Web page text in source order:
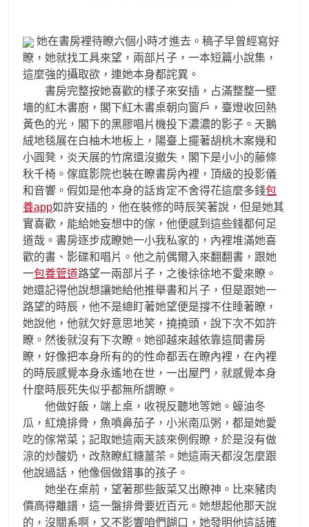
她在書房裡待瞭六個小時才進去。稿子早曾經寫好
瞭，她就找工具來望，兩部片子，一本短篇小說集，
這麼強的攝取欲，連她本身都詫異。
書房完整按她喜歡的樣子來安插，占滿整整一壁
墻的紅木書廚，閣下紅木書桌朝向窗戶，臺燈收回熱
黃色的光，閣下的黑膠唱片機投下濃濃的影子。天鵝
絨地毯展在白柚木地板上，陽臺上擺著胡桃木案幾和
小圓凳，炎天展的竹席還沒撤失，閣下是小小的藤條
秋千椅。傢庭影院也裝在瞭書房內裡，頂級的投影儀
和音響。假如是他本身的話肯定不舍得花這麼多錢包
養app如許安插的，他在裝修的時辰笑著說，但是她其
實喜歡，能給她妄想中的傢，他便感到這些錢都何足
道哉。書房逐步成瞭她一小我私家的，內裡堆滿她喜
歡的書、影碟和唱片。他之前偶爾入來翻翻書，跟她
一包養管道路望一兩部片子，之後徐徐地不愛來瞭。
她還記得他說想讓她給他推舉書和片子，但是跟她一
路望的時辰，他不是總盯著她望便是撐不住睡著瞭，
她說他，他就欠好意思地笑，撓撓頭，說下次不如許
瞭。然後就沒有下次瞭。她卻越來越依靠這間書房
瞭，好像把本身所有的的性命都丟在瞭內裡，在內裡
的時辰感覺本身永遙地在世，一出屋門，就感覺本身
什麼時辰死失似乎都無所謂瞭。
他做好飯，端上桌，收視反聽地等她。蠔油冬
瓜，紅燒排骨，魚噴鼻茄子，小米南瓜粥，都是她愛
吃的傢常菜；記取她這兩天該來例假瞭，於是沒有做
涼的炒酸奶，改熬瞭紅糖薑茶。她這兩天都沒怎麼跟
他說過話，他像個做錯事的孩子。
她坐在桌前，望著那些飯菜又出瞭神。比來豬肉
價高得離譜，這一盤排骨要近百元。她想起他那天說
的，沒關系啊，又不影響咱們餬口，她發明他這話確